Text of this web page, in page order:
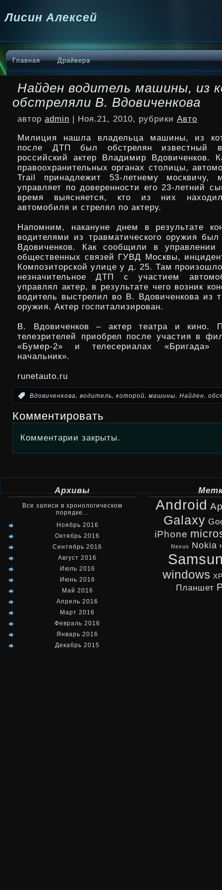
Лисин Алексей
Главная Драйвера
Найден водитель машины, из
обстреляли В. Вдовиченкова
автор admin | Ноя.21, 2010, рубрики Авто
Милиция нашла владельца машины, из
после ДТП был обстрелян известный
российский актер Владимир Вдовиченков.
правоохранительных органах столицы,
Trail принадлежит 53-летнему москвичу,
управляет по доверенности его 23-летний
время выясняется, кто из них
автомобиля и стрелял по актеру.
Напомним, накануне днем в результате
водителями из травматического оружия
Вдовиченков. Как сообщили в
общественных связей ГУВД Москвы,
Композиторской улице у д. 25. Там
незначительное ДТП с участием
управлял актер, в результате чего возник
водитель выстрелил во В. Вдовиченкова из
оружия. Актер госпитализирован.
В. Вдовиченков – актер театра и кино.
телезрителей приобрел после участия в
«Бумер-2» и телесериалах «Бригада»
начальник».
runetauto.ru
Вдовиченкова, водитель, которой, машины, Найден,
Комментировать
Комментарии закрыты.
Архивы
Все записи в хронологическом
порядке...
Ноябрь 2016
Октябрь 2016
Сентябрь 2016
Август 2016
Июль 2016
Июнь 2016
Май 2016
Апрель 2016
Март 2016
Февраль 2016
Январь 2016
Декабрь 2015
Android
Galaxy
iPhone
Nexus Nokia
windows
Планшет